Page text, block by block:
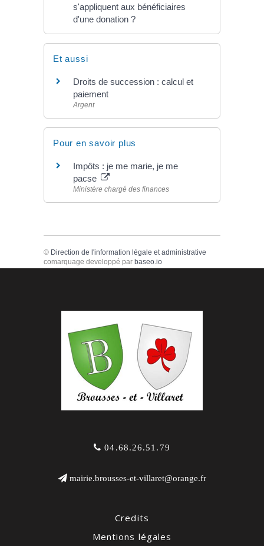
s'appliquent aux bénéficiaires
d'une donation ?
Et aussi
Droits de succession : calcul et
paiement
Argent
Pour en savoir plus
Impôts : je me marie, je me
pacse
Ministère chargé des finances
© Direction de l'information légale et administrative
comarquage developpé par baseo.io
04.68.26.51.79
mairie.brousses-et-villaret@orange.fr
Credits
Mentions légales